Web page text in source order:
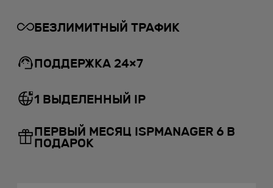
БЕЗЛИМИТНЫЙ ТРАФИК
ПОДДЕРЖКА 24×7
1 ВЫДЕЛЕННЫЙ IP
ПЕРВЫЙ МЕСЯЦ ISPMANAGER 6 В
ПОДАРОК